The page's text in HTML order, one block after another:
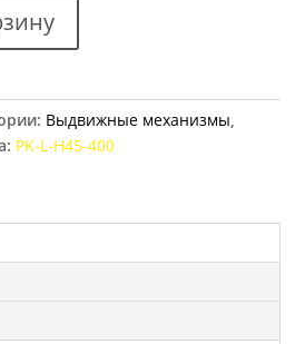
Выдвижные механизмы,
PK-L-H45-400